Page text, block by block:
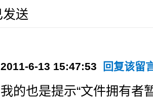
发送
6-13 15:47:53 回复该留
的也是提示“文件拥有者